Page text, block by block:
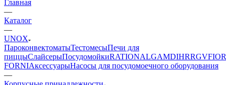
Главная
—
Каталог
—
UNOX
ПароконвектоматыТестомесыПечи для
пиццыСлайсерыПосудомойкиRATIONALGAMDIHRRGV
FORNIАксессуарыНасосы для посудомоечного оборудования
—